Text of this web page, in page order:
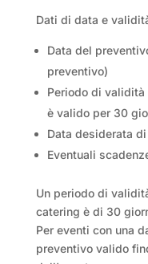
Dati di data e
Data del
preventivo)
Periodo di
è valido per 30
Data desiderata
Eventuali
Un periodo di
catering è di 30
Per eventi con una
preventivo valido